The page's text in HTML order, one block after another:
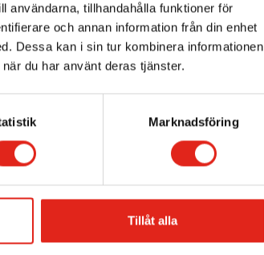
användarna, tillhandahålla funktioner för
och annan information från din enhet
Dessa kan i sin tur kombinera informationen
du har använt deras tjänster.
Marknadsföring
Tillåt alla
Mer info »